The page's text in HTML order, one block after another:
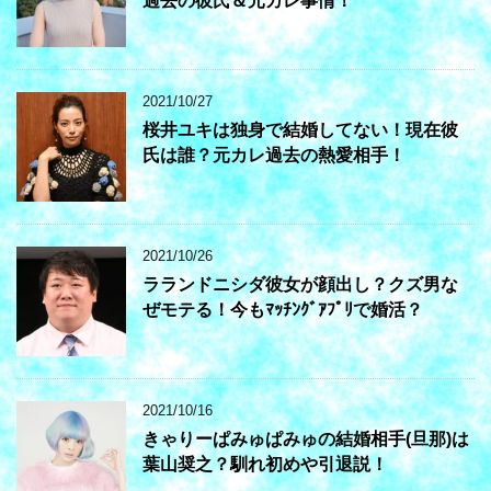
2021/10/27
桜井ユキは独身で結婚してない！現在彼
氏は誰？元カレ過去の熱愛相手！
2021/10/26
ラランドニシダ彼女が顔出し？クズ男な
ぜモテる！今もﾏｯﾁﾝｸﾞｱﾌﾟﾘで婚活？
2021/10/16
きゃりーぱみゅぱみゅの結婚相手(旦那)は
葉山奨之？馴れ初めや引退説！